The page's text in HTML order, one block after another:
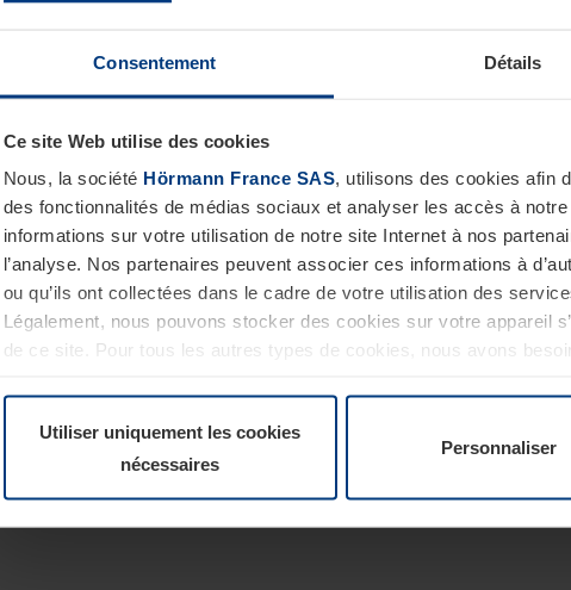
Consentement Détails
Ce site Web utilise des cookies
Nous, la société Hörmann France SAS, utilisons des cookies afin
des fonctionnalités de médias sociaux et analyser les accès à
informations sur votre utilisation de notre site Internet à nos
l’analyse. Nos partenaires peuvent associer ces informations à
ou qu’ils ont collectées dans le cadre de votre utilisation des
Légalement, nous pouvons stocker des cookies sur votre appareil
de ce site. Pour tous les autres types de cookies, nous avons
Utiliser uniquement les cookies
nécessaires
Personnaliser